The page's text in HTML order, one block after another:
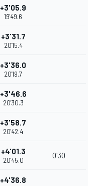
+3'05.9
19'49.6
+3'31.7
20'15.4
+3'36.0
20'19.7
+3'46.6
20'30.3
+3'58.7
20'42.4
+4'01.3
20'45.0
0'30
+4'36.8